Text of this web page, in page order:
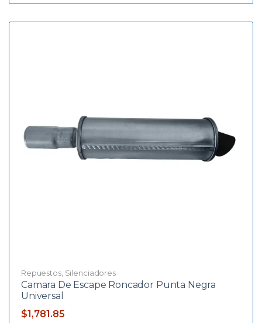
Repuestos, Silenciadores
Camara De Escape Roncador Punta Negra
Universal
$1,781.85